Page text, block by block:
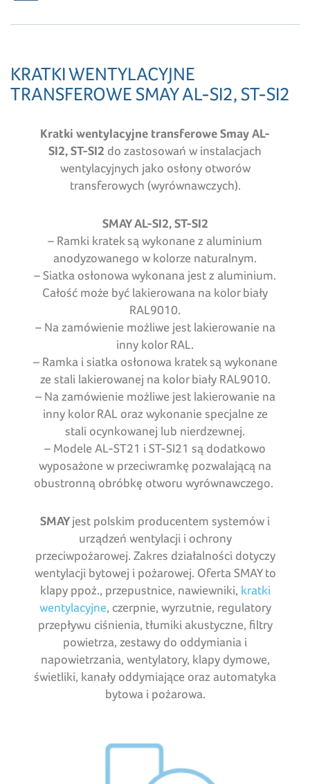
KRATKI WENTYLACYJNE
TRANSFEROWE SMAY AL-SI2, ST-SI2
Kratki wentylacyjne transferowe Smay AL-
SI2, ST-SI2 do zastosowań w instalacjach
wentylacyjnych jako osłony otworów
transferowych (wyrównawczych).
SMAY AL-SI2, ST-SI2
– Ramki kratek są wykonane z aluminium
anodyzowanego w kolorze naturalnym.
– Siatka osłonowa wykonana jest z aluminium.
Całość może być lakierowana na kolor biały
RAL9010.
– Na zamówienie możliwe jest lakierowanie na
inny kolor RAL.
– Ramka i siatka osłonowa kratek są wykonane
ze stali lakierowanej na kolor biały RAL9010.
– Na zamówienie możliwe jest lakierowanie na
inny kolor RAL oraz wykonanie specjalne ze
stali ocynkowanej lub nierdzewnej.
– Modele AL-ST21 i ST-SI21 są dodatkowo
wyposażone w przeciwramkę pozwalającą na
obustronną obróbkę otworu wyrównawczego.
SMAYjest polskim producentem systemów i
urządzeń wentylacji i ochrony
przeciwpożarowej. Zakres działalności dotyczy
wentylacji bytowej i pożarowej. Oferta SMAY to
klapy ppoż., przepustnice, nawiewniki, kratki
wentylacyjne, czerpnie, wyrzutnie, regulatory
przepływu ciśnienia, tłumiki akustyczne, filtry
powietrza, zestawy do oddymiania i
napowietrzania, wentylatory, klapy dymowe,
świetliki, kanały oddymiające oraz automatyka
bytowa i pożarowa.